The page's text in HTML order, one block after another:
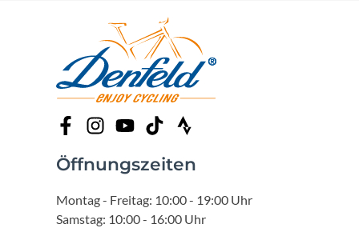
Öffnungszeiten
Montag - Freitag: 10:00 - 19:00 Uhr
Samstag: 10:00 - 16:00 Uhr